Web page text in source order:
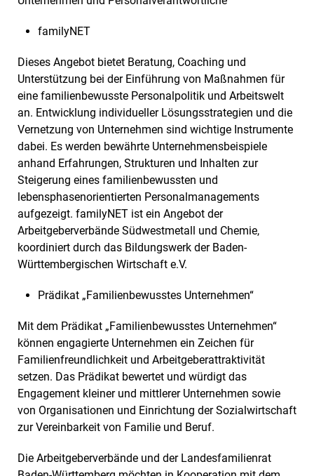
familyNET
Dieses Angebot bietet Beratung, Coaching und
Unterstützung bei der Einführung von Maßnahmen für
eine familienbewusste Personalpolitik und Arbeitswelt
an. Entwicklung individueller Lösungsstrategien und die
Vernetzung von Unternehmen sind wichtige Instrumente
dabei. Es werden bewährte Unternehmensbeispiele
anhand Erfahrungen, Strukturen und Inhalten zur
Steigerung eines familienbewussten und
lebensphasenorientierten Personalmanagements
aufgezeigt. familyNET ist ein Angebot der
Arbeitgeberverbände Südwestmetall und Chemie,
koordiniert durch das Bildungswerk der Baden-
Württembergischen Wirtschaft e.V.
Prädikat „Familienbewusstes Unternehmen“
Mit dem Prädikat „Familienbewusstes Unternehmen“
können engagierte Unternehmen ein Zeichen für
Familienfreundlichkeit und Arbeitgeberattraktivität
setzen. Das Prädikat bewertet und würdigt das
Engagement kleiner und mittlerer Unternehmen sowie
von Organisationen und Einrichtung der Sozialwirtschaft
zur Vereinbarkeit von Familie und Beruf.
Die Arbeitgeberverbände und der Landesfamilienrat